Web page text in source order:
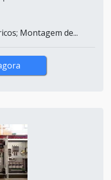
Montagem de...